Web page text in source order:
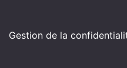
Gestion de la